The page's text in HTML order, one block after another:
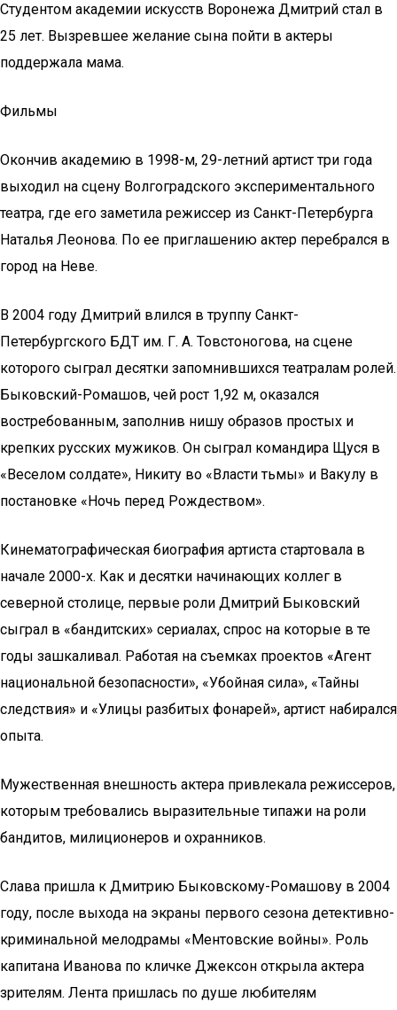
Студентом академии искусств Воронежа Дмитрий стал в
25 лет. Вызревшее желание сына пойти в актеры
поддержала мама.
Фильмы
Окончив академию в 1998-м, 29-летний артист три года
выходил на сцену Волгоградского экспериментального
театра, где его заметила режиссер из Санкт-Петербурга
Наталья Леонова. По ее приглашению актер перебрался в
город на Неве.
В 2004 году Дмитрий влился в труппу Санкт-
Петербургского БДТ им. Г. А. Товстоногова, на сцене
которого сыграл десятки запомнившихся театралам ролей.
Быковский-Ромашов, чей рост 1,92 м, оказался
востребованным, заполнив нишу образов простых и
крепких русских мужиков. Он сыграл командира Щуся в
«Веселом солдате», Никиту во «Власти тьмы» и Вакулу в
постановке «Ночь перед Рождеством».
Кинематографическая биография артиста стартовала в
начале 2000-х. Как и десятки начинающих коллег в
северной столице, первые роли Дмитрий Быковский
сыграл в «бандитских» сериалах, спрос на которые в те
годы зашкаливал. Работая на съемках проектов «Агент
национальной безопасности», «Убойная сила», «Тайны
следствия» и «Улицы разбитых фонарей», артист набирался
опыта.
Мужественная внешность актера привлекала режиссеров,
которым требовались выразительные типажи на роли
бандитов, милиционеров и охранников.
Слава пришла к Дмитрию Быковскому-Ромашову в 2004
году, после выхода на экраны первого сезона детективно-
криминальной мелодрамы «Ментовские войны». Роль
капитана Иванова по кличке Джексон открыла актера
зрителям. Лента пришлась по душе любителям